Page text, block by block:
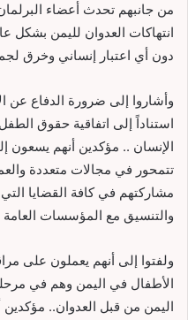
من جانبهم تحدث أعضاء
انتهاكات العدوان لليمن بشكل
دون أي اعتبار إنساني وخرق
وأشاروا إلى ضرورة الدفاع عن
استناداً إلى اتفاقية حقوق
الإنسان .. مؤكدين أنهم يسعون
تتمحور في مجالات متعددة
مشاركتهم في كافة القضايا
والتنسيق مع المؤسسات العامة
ولفتوا إلى أنهم يعملون على
الأطفال في اليمن وهم في
اليمن من قبل العدوان.. مؤكدين